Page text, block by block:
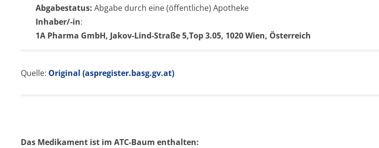
Abgabestatus: Abgabe durch eine (öffentliche) Apotheke
Inhaber/-in:
1A Pharma GmbH, Jakov-Lind-Straße 5,Top 3.05, 1020 Wien, Österreich
Quelle: Original (aspregister.basg.gv.at)
Das Medikament ist im ATC-Baum enthalten: